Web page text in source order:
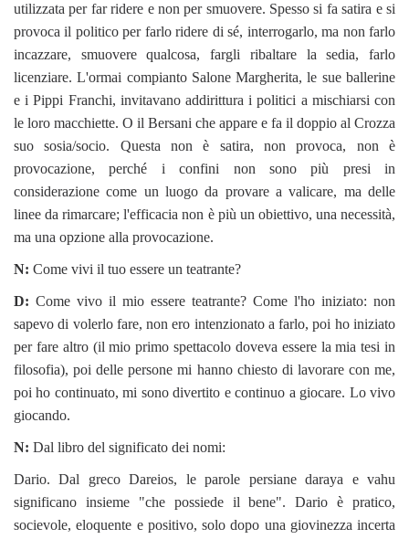
utilizzata per far ridere e non per smuovere. Spesso si fa satira e si
provoca il politico per farlo ridere di sé, interrogarlo, ma non farlo
incazzare, smuovere qualcosa, fargli ribaltare la sedia, farlo
licenziare. L'ormai compianto Salone Margherita, le sue ballerine
e i Pippi Franchi, invitavano addirittura i politici a mischiarsi con
le loro macchiette. O il Bersani che appare e fa il doppio al Crozza
suo sosia/socio. Questa non è satira, non provoca, non è
provocazione, perché i confini non sono più presi in
considerazione come un luogo da provare a valicare, ma delle
linee da rimarcare; l'efficacia non è più un obiettivo, una necessità,
ma una opzione alla provocazione.
N: Come vivi il tuo essere un teatrante?
D: Come vivo il mio essere teatrante? Come l'ho iniziato: non
sapevo di volerlo fare, non ero intenzionato a farlo, poi ho iniziato
per fare altro (il mio primo spettacolo doveva essere la mia tesi in
filosofia), poi delle persone mi hanno chiesto di lavorare con me,
poi ho continuato, mi sono divertito e continuo a giocare. Lo vivo
giocando.
N: Dal libro del significato dei nomi:
Dario. Dal greco Dareios, le parole persiane daraya e vahu
significano insieme "che possiede il bene". Dario è pratico,
socievole, eloquente e positivo, solo dopo una giovinezza incerta